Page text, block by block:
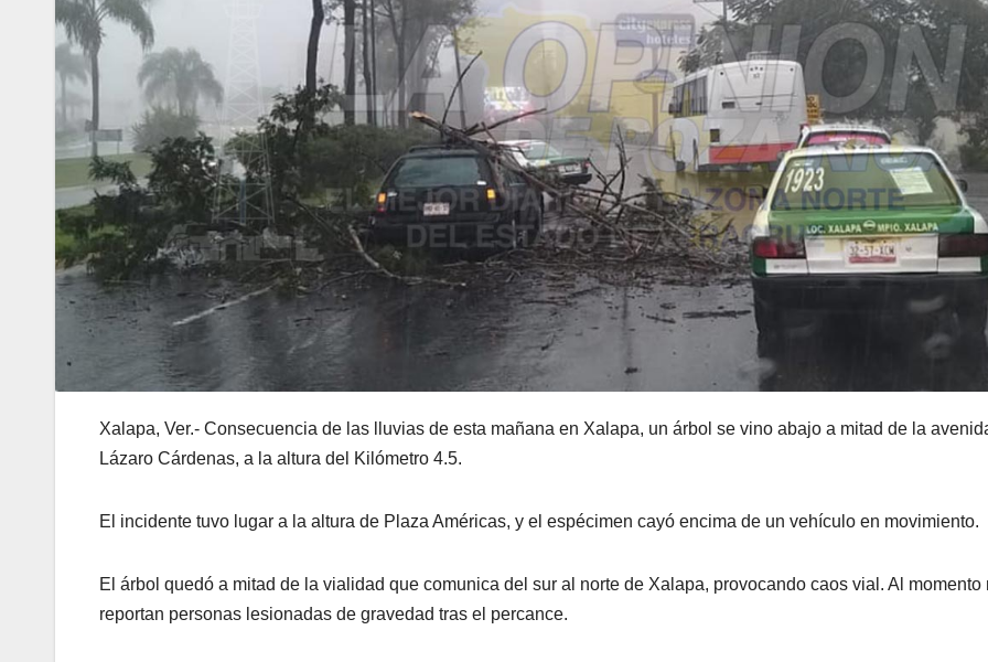
Xalapa, Ver.- Consecuencia de las lluvias de esta mañana en Xalapa, un árbol se vino abajo a mitad de la
Lázaro Cárdenas, a la altura del Kilómetro 4.5.
El incidente tuvo lugar a la altura de Plaza Américas, y el espécimen cayó encima de un vehículo en movimiento.
El árbol quedó a mitad de la vialidad que comunica del sur al norte de Xalapa, provocando caos vial. Al momento
reportan personas lesionadas de gravedad tras el percance.